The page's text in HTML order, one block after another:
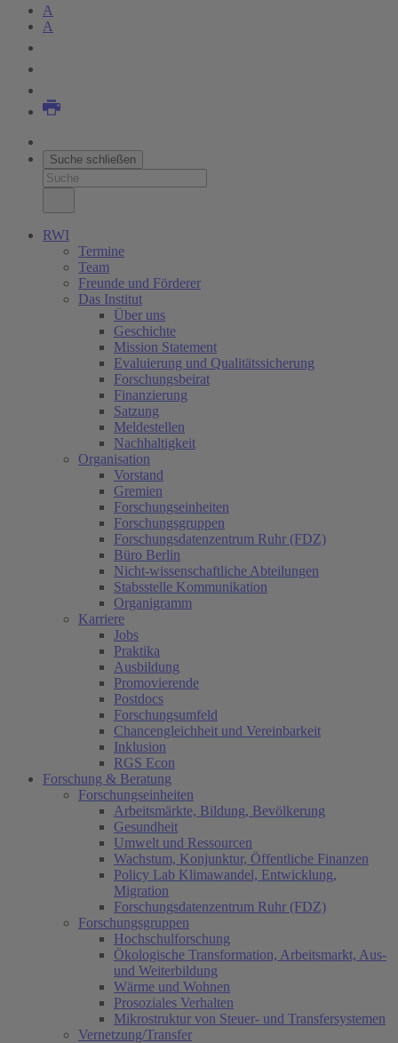
A
A
Suche schließen
RWI
Termine
Team
Freunde und Förderer
Das Institut
Über uns
Geschichte
Mission Statement
Evaluierung und Qualitätssicherung
Forschungsbeirat
Finanzierung
Satzung
Meldestellen
Nachhaltigkeit
Organisation
Vorstand
Gremien
Forschungseinheiten
Forschungsgruppen
Forschungsdatenzentrum Ruhr (FDZ)
Büro Berlin
Nicht-wissenschaftliche Abteilungen
Stabsstelle Kommunikation
Organigramm
Karriere
Jobs
Praktika
Ausbildung
Promovierende
Postdocs
Forschungsumfeld
Chancengleichheit und Vereinbarkeit
Inklusion
RGS Econ
Forschung & Beratung
Forschungseinheiten
Arbeitsmärkte, Bildung, Bevölkerung
Gesundheit
Umwelt und Ressourcen
Wachstum, Konjunktur, Öffentliche Finanzen
Policy Lab Klimawandel, Entwicklung,
Migration
Forschungsdatenzentrum Ruhr (FDZ)
Forschungsgruppen
Hochschulforschung
Ökologische Transformation, Arbeitsmarkt, Aus-
und Weiterbildung
Wärme und Wohnen
Prosoziales Verhalten
Mikrostruktur von Steuer- und Transfersystemen
Vernetzung/Transfer